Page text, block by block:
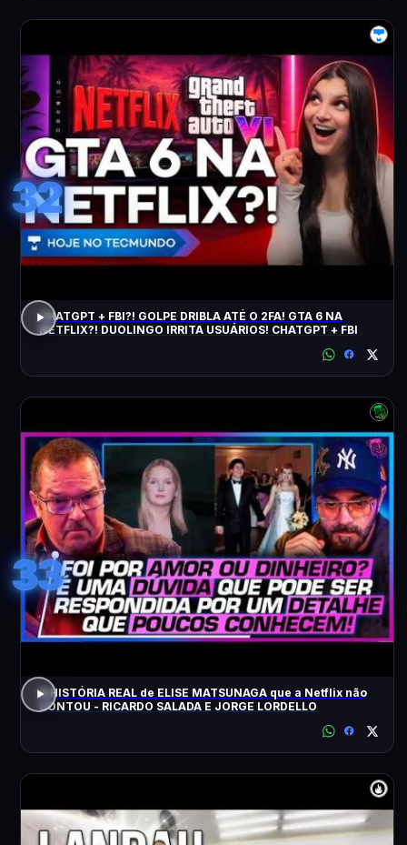
32
CHATGPT + FBI?! GOLPE DRIBLA ATÉ O 2FA! GTA 6 NA
NETFLIX?! DUOLINGO IRRITA USUÁRIOS! CHATGPT + FBI
33
A HISTÓRIA REAL de ELISE MATSUNAGA que a Netflix não
CONTOU - RICARDO SALADA E JORGE LORDELLO